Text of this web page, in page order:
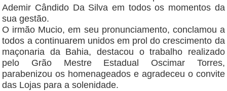
Ademir Cândido Da Silva em todos os momentos da
sua gestão.
O irmão Mucio, em seu pronunciamento, conclamou a
todos a continuarem unidos em prol do crescimento da
maçonaria da Bahia, destacou o trabalho realizado
pelo Grão Mestre Estadual Oscimar Torres,
parabenizou os homenageados e agradeceu o convite
das Lojas para a solenidade.